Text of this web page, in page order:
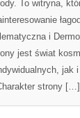
To witryna,
i
jest świat
jak
strony […]